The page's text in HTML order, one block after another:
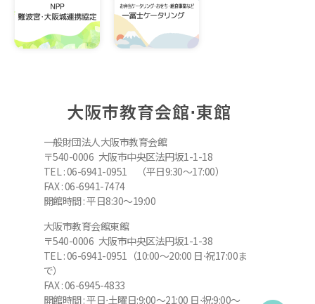
大阪市教育会館⋅東館
一般財団法人大阪市教育会館
〒540-0006 大阪市中央区法円坂1-1-18
TEL : 06-6941-0951 （平日9:30～17:00）
FAX : 06-6941-7474
開館時間 : 平日8:30～19:00
大阪市教育会館東館
〒540-0006 大阪市中央区法円坂1-1-38
TEL : 06-6941-0951（10:00～20:00 日⋅祝17:00ま
で）
FAX : 06-6945-4833
開館時間 : 平日⋅土曜日:9:00～21:00 日⋅祝:9:00～